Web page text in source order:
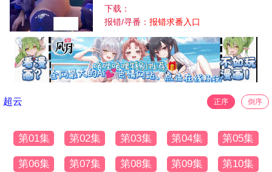
下载：
报错/寻番：报错求番入口
超云 正序 倒序
第01集 第02集 第03集 第04集 第05集
第06集 第07集 第08集 第09集 第10集